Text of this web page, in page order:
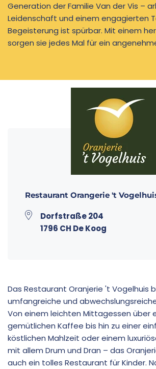
Generation der Familie Van der Vis –
Leidenschaft und einem engagierten
Begeisterung ist spürbar. Mit einem
sorgen sie jedes Mal für ein
Das Restaurant Oranjerie 't Vogelhuis
umfangreiche und
Von einem leichten Mittagessen über
gemütlichen Kaffee bis hin zu einer
köstlichen Mahlzeit oder einem
mit allem Drum und Dran – das
auch ein tolles Restaurant für Kinder.
Restaurant Orangerie 't
Dorfstraße 204
1796 CH De Koog